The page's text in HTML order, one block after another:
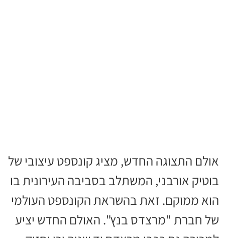
אולם התצוגה החדש, מציג קונספט עיצובי של
בוטיק אורבני, המשתלב בסביבה העירונית בו
הוא ממוקם. זאת בהשראת הקונספט העולמי
של חברת "מרצדס בנץ". האולם החדש יציע